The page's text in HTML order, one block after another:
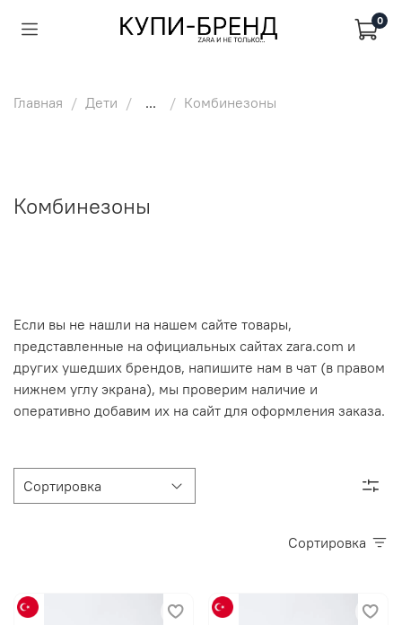
0
Главная Дети ... Комбинезоны
Комбинезоны
Если вы не нашли на нашем сайте товары,
представленные на официальных сайтах zara.com и
других ушедших брендов, напишите нам в чат (в правом
нижнем углу экрана), мы проверим наличие и
оперативно добавим их на сайт для оформления заказа.
Сортировка